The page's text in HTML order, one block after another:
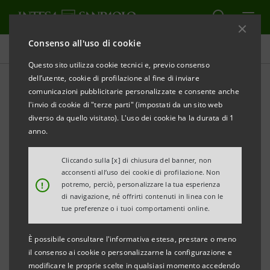
Consenso all'uso di cookie
Questo sito utilizza cookie tecnici e, previo consenso
dell’utente, cookie di profilazione al fine di inviare
comunicazioni pubblicitarie personalizzate e consente anche
l'invio di cookie di "terze parti" (impostati da un sito web
diverso da quello visitato). L'uso dei cookie ha la durata di 1
anno.
!
Cliccando sulla [x] di chiusura del banner, non
acconsenti all’uso dei cookie di profilazione. Non
potremo, perciò, personalizzare la tua esperienza
di navigazione, né offrirti contenuti in linea con le
tue preferenze o i tuoi comportamenti online.
È possibile consultare l'informativa estesa, prestare o meno
il consenso ai cookie o personalizzarne la configurazione e
modificare le proprie scelte in qualsiasi momento accedendo
Investor relations
Presentazioni
STAMPA AGGIORNA
In quest'area si trovano le presentazioni di Intesa
Sanpaolo pubblicate dopo il 1° gennaio 2007, data di
decorrenza della fusione tra Banca Intesa e Sanpaolo
IMI. Per tutte le presentazioni anteriori a tale data, si
può fare riferimento ai precedenti siti delle due